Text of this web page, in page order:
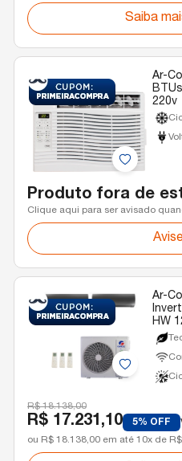
Saiba
Ar-
220v
Produto fora de
Clique aqui para ser avisado
Ar-
HW
R$ 18.138,00
R$ 17.231,10 5% OFF
ou R$ 18.138,00 em até 10x de